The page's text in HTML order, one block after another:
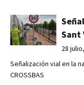
Sant
28
Señalización vial en la
CROSSBAS